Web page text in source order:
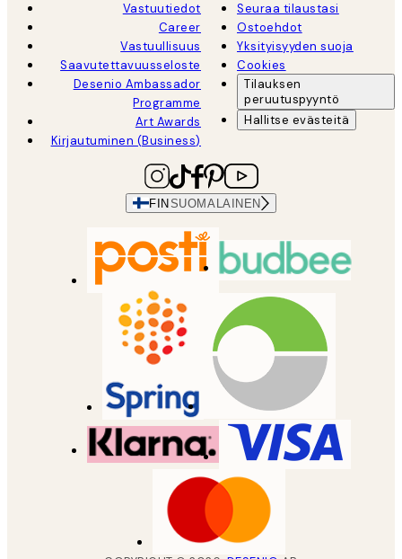
Vastuutiedot
Career
Vastuullisuus
Saavutettavuusseloste
Desenio Ambassador
Programme
Art Awards
Kirjautuminen (Business)
Seuraa tilaustasi
Ostoehdot
Yksityisyyden suoja
Cookies
Tilauksen
peruutuspyyntö
Hallitse evästeitä
FINSUOMALAINEN